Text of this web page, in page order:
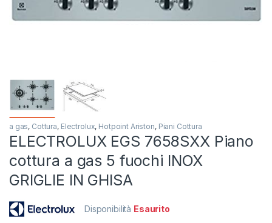
a gas, Cottura, Electrolux, Hotpoint Ariston, Piani Cottura
ELECTROLUX EGS 7658SXX Piano
cottura a gas 5 fuochi INOX
GRIGLIE IN GHISA
Disponibilità Esaurito